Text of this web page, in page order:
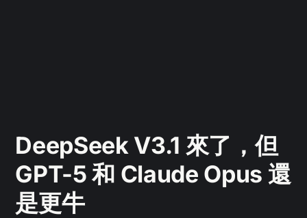
DeepSeek V3.1 來了，但
GPT-5 和 Claude Opus 還
是更牛